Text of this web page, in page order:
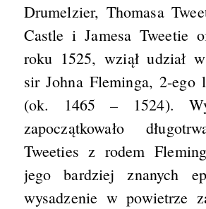
Drumelzier, Thomasa
Castle i Jamesa Tweetie
roku 1525, wziął udział
sir Johna Fleminga, 2-ego
(ok. 1465 – 1524).
zapoczątkowało
Tweeties z rodem
jego bardziej znanych
wysadzenie w powietrze